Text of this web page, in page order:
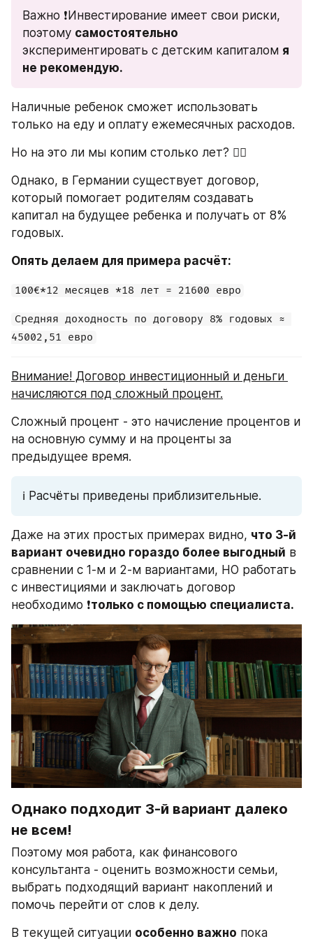
Важно ❗️Инвестирование имеет свои риски,
поэтому самостоятельно
экспериментировать с детским капиталом я
не рекомендую.
Наличные ребенок сможет использовать
только на еду и оплату ежемесячных расходов.
Но на это ли мы копим столько лет? 🙅‍♂️
Однако, в Германии существует договор,
который помогает родителям создавать
капитал на будущее ребенка и получать от 8%
годовых.
Опять делаем для примера расчёт:
100€*12 месяцев *18 лет = 21600 евро
Средняя доходность по договору 8% годовых ≈
45002,51 евро
Внимание! Договор инвестиционный и деньги
начисляются под сложный процент.
Сложный процент - это начисление процентов и
на основную сумму и на проценты за
предыдущее время.
ℹ️ Расчёты приведены приблизительные.
Даже на этих простых примерах видно, что 3-й
вариант очевидно гораздо более выгодный в
сравнении с 1-м и 2-м вариантами, НО работать
с инвестициями и заключать договор
необходимо ❗️только с помощью специалиста.
Однако подходит 3-й вариант далеко
не всем!
Поэтому моя работа, как финансового
консультанта - оценить возможности семьи,
выбрать подходящий вариант накоплений и
помочь перейти от слов к делу.
В текущей ситуации особенно важно пока